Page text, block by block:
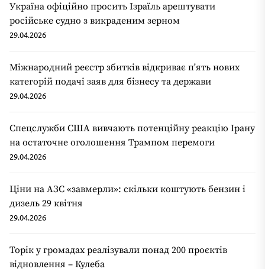
Україна офіційно просить Ізраїль арештувати
російське судно з викраденим зерном
29.04.2026
Міжнародний реєстр збитків відкриває п'ять нових
категорій подачі заяв для бізнесу та держави
29.04.2026
Спецслужби США вивчають потенційну реакцію Ірану
на остаточне оголошення Трампом перемоги
29.04.2026
Ціни на АЗС «завмерли»: скільки коштують бензин і
дизель 29 квітня
29.04.2026
Торік у громадах реалізували понад 200 проєктів
відновлення – Кулеба